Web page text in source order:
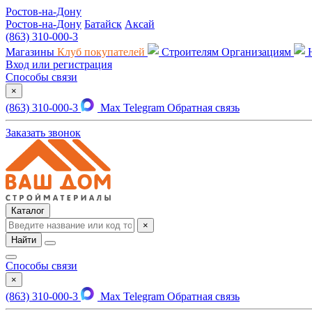
Ростов-на-Дону
Ростов-на-Дону Батайск Аксай
(863) 310-000-3
Магазины Клуб покупателей Строителям Организациям
Вход или регистрация
Способы связи
×
(863) 310-000-3 Max Telegram Обратная связь
Заказать звонок
Каталог
×
Найти
Способы связи
×
(863) 310-000-3 Max Telegram Обратная связь